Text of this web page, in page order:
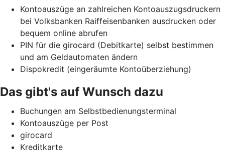
Kontoauszüge an zahlreichen Kontoauszugsdruckern
bei Volksbanken Raiffeisenbanken ausdrucken oder
bequem online abrufen
PIN für die girocard (Debitkarte) selbst bestimmen
und am Geldautomaten ändern
Dispokredit (eingeräumte Kontoüberziehung)
Das gibt's auf Wunsch dazu
Buchungen am Selbstbedienungsterminal
Kontoauszüge per Post
girocard
Kreditkarte